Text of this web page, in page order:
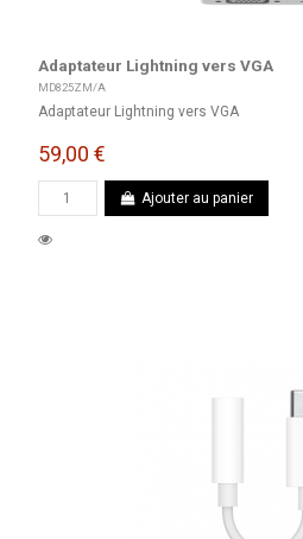
Adaptateur Lightning vers VGA
MD825ZM/A
Adaptateur Lightning vers VGA
59,00 €
Ajouter au panier